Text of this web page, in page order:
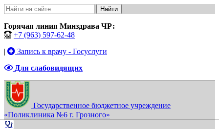
Найти
Горячая линия Минздрава ЧР:
+7 (963) 597-62-48
|
Запись к врачу - Госуслуги
Для слабовидящих
Государственное бюджетное учреждение
«Поликлиника №6 г. Грозного»